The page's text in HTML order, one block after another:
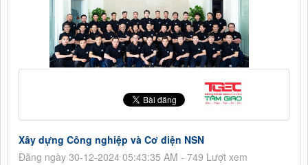
Xây dựng Công nghiệp và Cơ điện NSN
Đăng ngày 30-12-2024 05:43:35 AM - 749 Lượt xem